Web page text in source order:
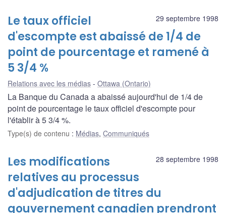
29 septembre 1998
Le taux officiel
d'escompte est abaissé de 1/4 de
point de pourcentage et ramené à
5 3/4 %
Relations avec les médias Ottawa (Ontario)
La Banque du Canada a abaissé aujourd'hui de 1/4 de
point de pourcentage le taux officiel d'escompte pour
l'établir à 5 3/4 %.
Type(s) de contenu : Médias, Communiqués
28 septembre 1998
Les modifications
relatives au processus
d'adjudication de titres du
gouvernement canadien prendront